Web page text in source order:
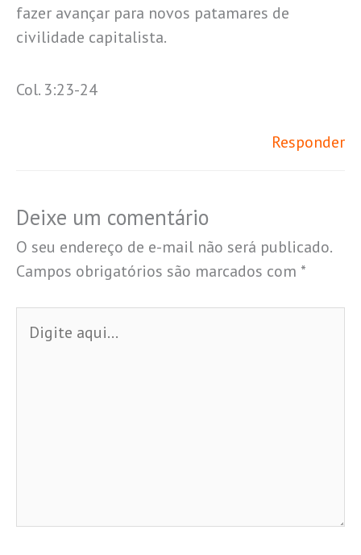
fazer avançar para novos patamares de
civilidade capitalista.
Col. 3:23-24
Responder
Deixe um comentário
O seu endereço de e-mail não será publicado.
Campos obrigatórios são marcados com *
aqui...